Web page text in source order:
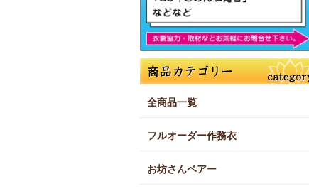
全商品一覧
フルオーダー作務衣
お坊さんベアー